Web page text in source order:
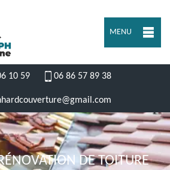
MENU
10 59 06 86 57 89 38
DE TOITURE